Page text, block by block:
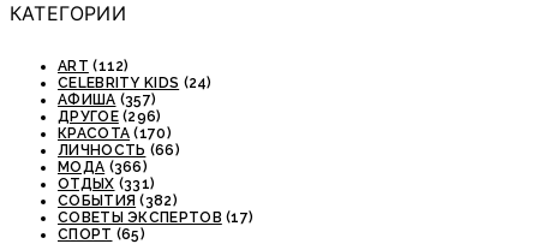
КАТЕГОРИИ
ART (112)
CELEBRITY KIDS (24)
АФИША (357)
ДРУГОЕ(296)
КРАСОТА (170)
ЛИЧНОСТЬ (66)
МОДА (366)
ОТДЫХ (331)
СОБЫТИЯ (382)
СОВЕТЫ ЭКСПЕРТОВ (17)
СПОРТ (65)